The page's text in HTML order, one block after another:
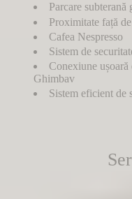
Parcare subterană
Proximitate față
Cafea Nespresso
Sistem de
Conexiune
Ghimbav
Sistem eficient de